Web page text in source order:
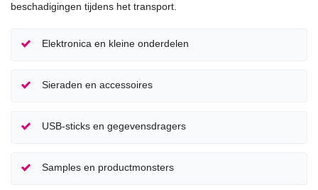
beschadigingen tijdens het transport.
Elektronica en kleine onderdelen
Sieraden en accessoires
USB-sticks en gegevensdragers
Samples en productmonsters